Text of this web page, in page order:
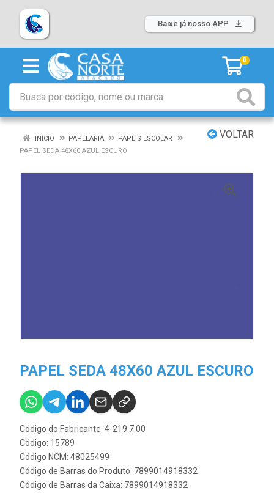
Baixe já nosso APP
0
VOLTAR
INÍCIO PAPELARIA
PAPEIS ESCOLAR
PAPEL SEDA 48X60 AZUL ESCURO
PAPEL SEDA 48X60 AZUL ESCURO
Código do Fabricante: 4-219.7.00
Código: 15789
Código NCM: 48025499
Código de Barras do Produto: 7899014918332
Código de Barras da Caixa: 7899014918332